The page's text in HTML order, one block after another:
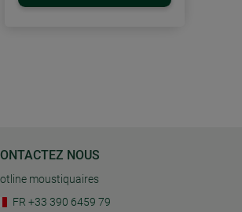
NOUS
moustiquaires
FR +33 390 6459 79